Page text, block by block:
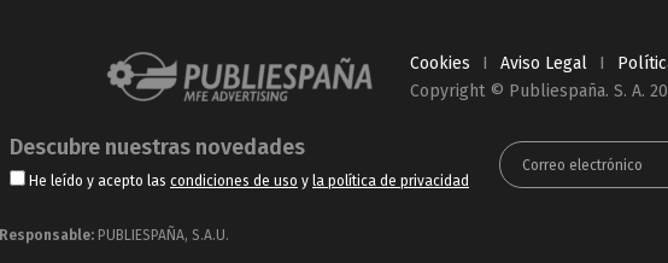
Cookies I Aviso Legal I
Copyright © Publiespaña. S. A.
Descubre nuestras novedades
He leído y acepto las condiciones de uso y la política de privacidad
Responsable: PUBLIESPAÑA, S.A.U.